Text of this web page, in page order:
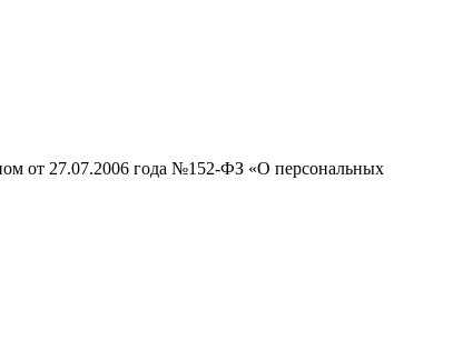
от 27.07.2006 года №152-ФЗ «О персональных